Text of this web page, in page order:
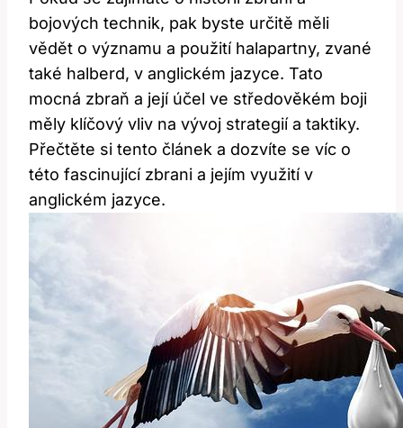
bojových technik,⁢ pak byste určitě⁢ měli
vědět o významu a použití halapartny, zvané
také halberd, v anglickém jazyce. Tato
⁢mocná zbraň a‌ její účel⁣ ve‌ středověkém⁢ boji
měly klíčový vliv na vývoj strategií a ​taktiky.
Přečtěte ⁣si⁣ tento ‌článek a dozvíte⁤ se​ víc o
⁤této fascinující zbrani a jejím ‌využití⁣ v
anglickém jazyce.